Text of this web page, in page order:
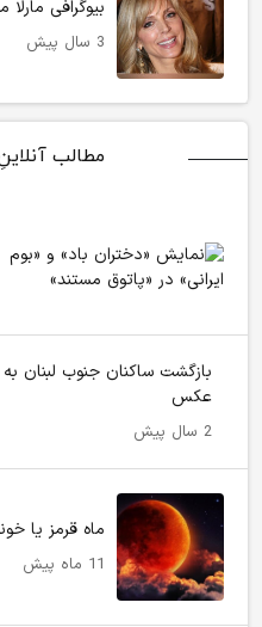
بیوگرافی
3 سال پیش
مطالب
بازگشت ساکنان جنوب
عکس
2 سال پیش
ماه قرمز یا
11 ماه پیش